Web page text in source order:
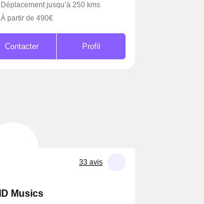
Déplacement jusqu’à 250 kms
À partir de 490€
Contacter Profil
33 avis
Musics